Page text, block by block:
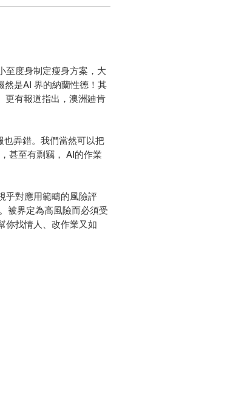
至度身制定瘦身方案，大
然是AI 界的納蘭性德！其
更有報道指出，澳洲廸肯
也弄錯。我們當然可以把
甚至有剽竊， AI的作業
乎對應用範疇的風險評
被界定為高風險而必須受
你找情人、改作業又如